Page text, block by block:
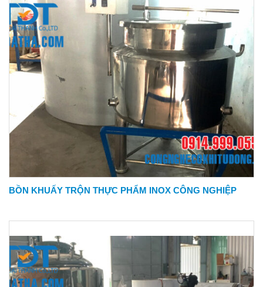
BỒN KHUẤY TRỘN THỰC PHẨM INOX CÔNG NGHIỆP